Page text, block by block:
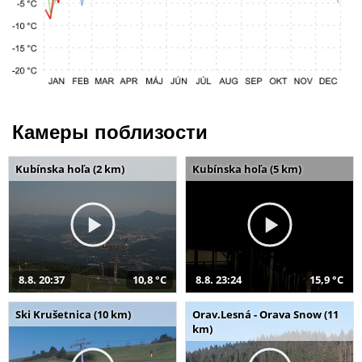
Камеры поблизости
Kubínska hoľa (2 km)
8.8. 20:37 10,8 °C
Kubínska hoľa (5 km)
8.8. 23:24 15,9 °C
Ski Krušetnica (10 km)
Orav.Lesná - Orava Snow (11
km)